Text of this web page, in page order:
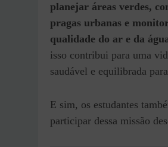
planejar áreas verdes,
pragas urbanas e
qualidade do ar e da
isso contribui para uma
saudável e equilibrada
E sim, os estudantes
participar dessa missão